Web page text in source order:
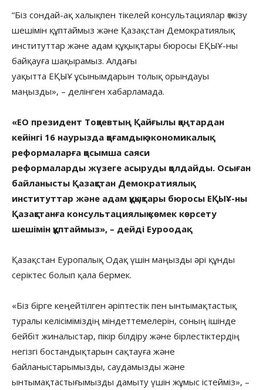
“Біз сондай-ақ халықпен тікелей консультациялар өткізу
шешімін құптаймыз және Қазақстан Демократиялық
институттар және адам құқықтары бюросы ЕҚЫҰ-ны
байқауға шақырамыз. Алдағы
уақытта ЕҚЫҰ ұсынымдарын толық орындауы
маңызды», – делінген хабарламада.
«ЕО президент Тоқаевтың Қайғылы қаңтардан
кейінгі 16 наурызда қоғамдық-экономикалық
реформаларға қосымша саяси
реформаларды жүзеге асыруды қолдайды. Осыған
байланысты Қазақстан Демократиялық
институттар және адам құқықтары бюросы ЕҚЫҰ-ны
Қазақстанға консультациялық көмек көрсету
шешімін құптаймыз», – дейді Еуроодақ.
Қазақстан Еуропалық Одақ үшін маңызды әрі құнды
серіктес болып қала бермек.
«Біз бірге кеңейтілген әріптестік пен ынтымақтастық
туралы келісіміміздің міндеттемелерін, соның ішінде
бейбіт жиналыстар, пікір білдіру және бірлестіктердің
негізгі бостандықтарын сақтауға және
байланыстарымызды, саудамызды және
ынтымақтастығымызды дамыту үшін жұмыс істейміз», –